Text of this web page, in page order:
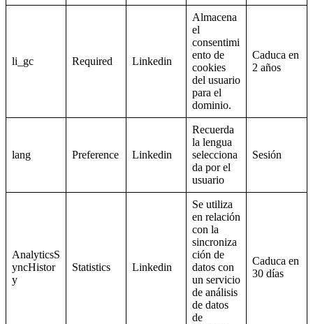
li_gc Required Linkedin
Almacena
el
consentimi
ento de
cookies
del usuario
para el
dominio.
Caduca en
2 años
lang Preference Linkedin
Recuerda
la lengua
selecciona
da por el
usuario
Sesión
AnalyticsS
yncHistor
y
Statistics Linkedin
Se utiliza
en relación
con la
sincroniza
ción de
datos con
un servicio
de análisis
de datos
de
Caduca en
30 días